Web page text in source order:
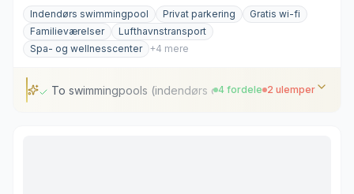
Indendørs swimmingpool Privat parkering
Gratis wi-fi
Familieværelser
Lufthavnstransport
Spa- og wellnesscenter
+4 mere
To swimmingpools (indendørs og på tagterrassen)
4 fordele 2 ulemper